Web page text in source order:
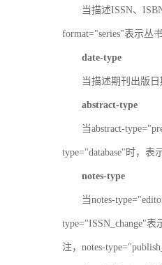
当描述ISSN、
format="series"表示丛
date-type
当描述期刊出版日
abstract-type
当abstract-
type="database"时，表
notes-type
当notes-
type="ISSN_change"
注，notes-